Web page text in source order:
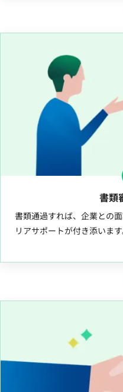
書類
書類通過すれば、企業との
リアサポートが付き添います